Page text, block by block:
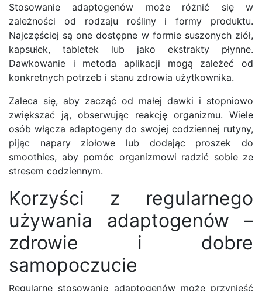
Stosowanie adaptogenów może różnić się w
zależności od rodzaju rośliny i formy produktu.
Najczęściej są one dostępne w formie suszonych ziół,
kapsułek, tabletek lub jako ekstrakty płynne.
Dawkowanie i metoda aplikacji mogą zależeć od
konkretnych potrzeb i stanu zdrowia użytkownika.
Zaleca się, aby zacząć od małej dawki i stopniowo
zwiększać ją, obserwując reakcję organizmu. Wiele
osób włącza adaptogeny do swojej codziennej rutyny,
pijąc napary ziołowe lub dodając proszek do
smoothies, aby pomóc organizmowi radzić sobie ze
stresem codziennym.
Korzyści z regularnego
używania adaptogenów –
zdrowie i dobre
samopoczucie
Regularne stosowanie adaptogenów może przynieść